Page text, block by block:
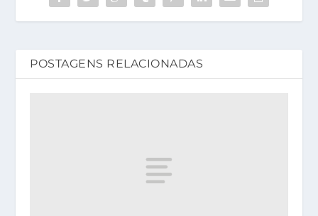
POSTAGENS RELACIONADAS